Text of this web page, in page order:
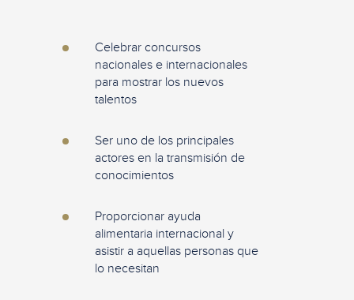
Celebrar concursos
nacionales e internacionales
para mostrar los nuevos
talentos
Ser uno de los principales
actores en la transmisión de
conocimientos
Proporcionar ayuda
alimentaria internacional y
asistir a aquellas personas que
lo necesitan